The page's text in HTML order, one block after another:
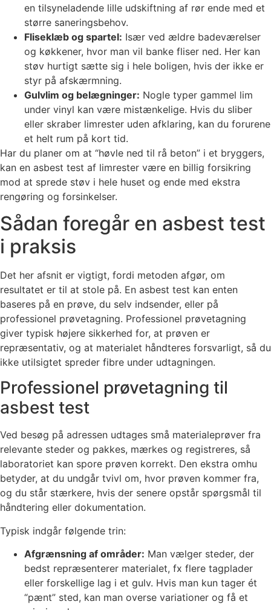
en tilsyneladende lille udskiftning af rør ende med et
større saneringsbehov.
Fliseklæb og spartel: Især ved ældre badeværelser
og køkkener, hvor man vil banke fliser ned. Her kan
støv hurtigt sætte sig i hele boligen, hvis der ikke er
styr på afskærmning.
Gulvlim og belægninger: Nogle typer gammel lim
under vinyl kan være mistænkelige. Hvis du sliber
eller skraber limrester uden afklaring, kan du forurene
et helt rum på kort tid.
Har du planer om at “høvle ned til rå beton” i et bryggers,
kan en asbest test af limrester være en billig forsikring
mod at sprede støv i hele huset og ende med ekstra
rengøring og forsinkelser.
Sådan foregår en asbest test
i praksis
Det her afsnit er vigtigt, fordi metoden afgør, om
resultatet er til at stole på. En asbest test kan enten
baseres på en prøve, du selv indsender, eller på
professionel prøvetagning. Professionel prøvetagning
giver typisk højere sikkerhed for, at prøven er
repræsentativ, og at materialet håndteres forsvarligt, så du
ikke utilsigtet spreder fibre under udtagningen.
Professionel prøvetagning til
asbest test
Ved besøg på adressen udtages små materialeprøver fra
relevante steder og pakkes, mærkes og registreres, så
laboratoriet kan spore prøven korrekt. Den ekstra omhu
betyder, at du undgår tvivl om, hvor prøven kommer fra,
og du står stærkere, hvis der senere opstår spørgsmål til
håndtering eller dokumentation.
Typisk indgår følgende trin:
Afgrænsning af områder: Man vælger steder, der
bedst repræsenterer materialet, fx flere tagplader
eller forskellige lag i et gulv. Hvis man kun tager ét
“pænt” sted, kan man overse variationer og få et